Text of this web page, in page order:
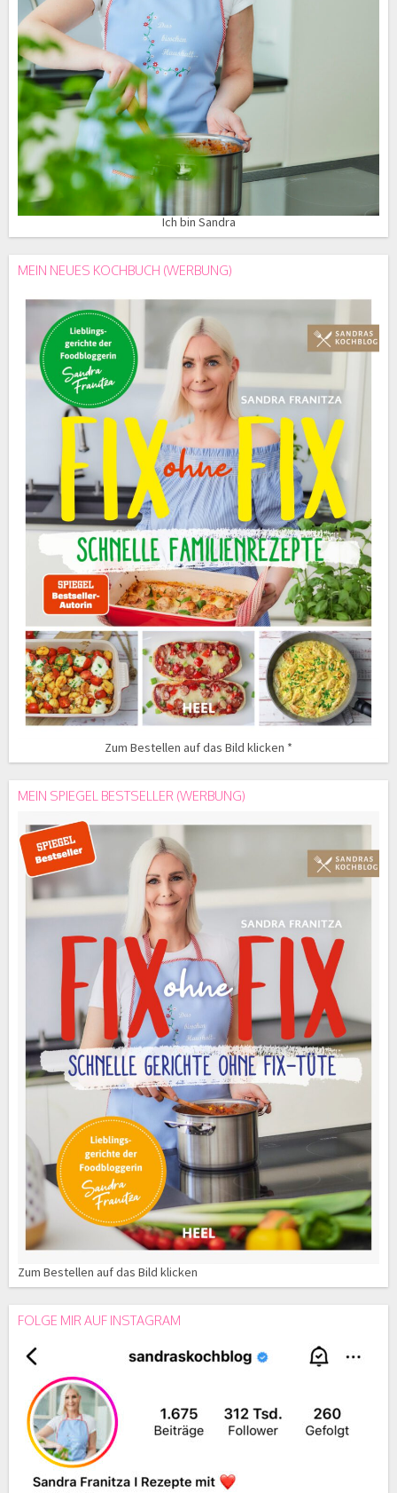
Ich bin Sandra
MEIN NEUES KOCHBUCH (WERBUNG)
Zum Bestellen auf das Bild klicken *
MEIN SPIEGEL BESTSELLER (WERBUNG)
Zum Bestellen auf das Bild klicken
FOLGE MIR AUF INSTAGRAM